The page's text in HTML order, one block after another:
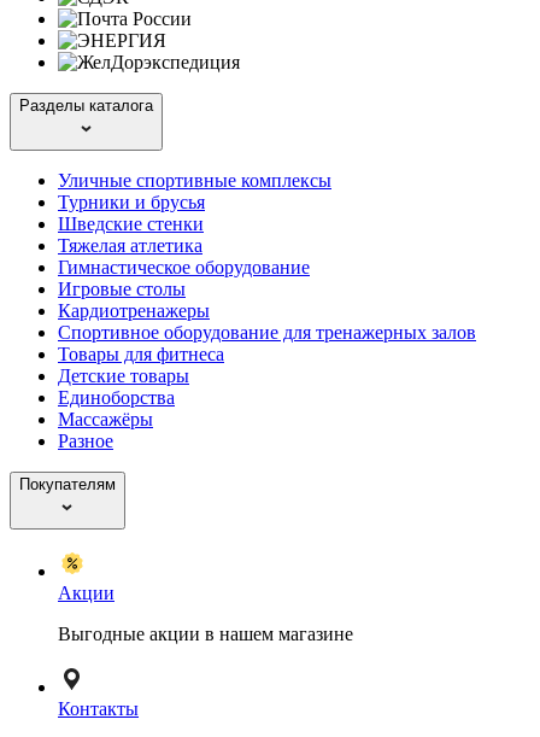
Разделы каталога
Уличные спортивные комплексы
Турники и брусья
Шведские стенки
Тяжелая атлетика
Гимнастическое оборудование
Игровые столы
Кардиотренажеры
Спортивное оборудование для тренажерных залов
Товары для фитнеса
Детские товары
Единоборства
Массажёры
Разное
Покупателям
Акции
Выгодные акции в нашем магазине
Контакты